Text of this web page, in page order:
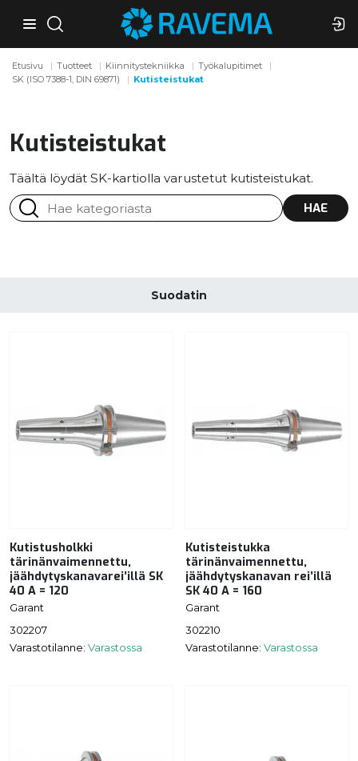
Etusivu Tuotteet Kiinnitystekniikka
Työkalupitimet
SK (ISO 7388-1, DIN 69871)
Kutisteistukat
Kutisteistukat
Täältä löydät SK-kartiolla varustetut kutisteistukat.
HAE
Suodatin
Kutistusholkki
tärinänvaimennettu,
jäähdytyskanavarei’illä SK
40 A = 120
Garant
302207
Varastotilanne: Varastossa
Kutisteistukka
tärinänvaimennettu,
jäähdytyskanavan rei’illä
SK 40 A = 160
Garant
302210
Varastotilanne: Varastossa